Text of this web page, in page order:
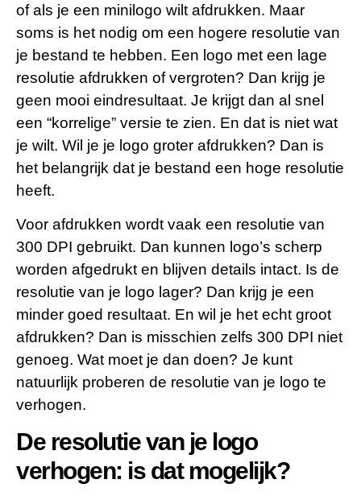
of als je een minilogo wilt afdrukken. Maar
soms is het nodig om een hogere resolutie van
je bestand te hebben. Een logo met een lage
resolutie afdrukken of vergroten? Dan krijg je
geen mooi eindresultaat. Je krijgt dan al snel
een “korrelige” versie te zien. En dat is niet wat
je wilt. Wil je je logo groter afdrukken? Dan is
het belangrijk dat je bestand een hoge resolutie
heeft.
Voor afdrukken wordt vaak een resolutie van
300 DPI gebruikt. Dan kunnen logo’s scherp
worden afgedrukt en blijven details intact. Is de
resolutie van je logo lager? Dan krijg je een
minder goed resultaat. En wil je het echt groot
afdrukken? Dan is misschien zelfs 300 DPI niet
genoeg. Wat moet je dan doen? Je kunt
natuurlijk proberen de resolutie van je logo te
verhogen.
De resolutie van je logo
verhogen: is dat mogelijk?